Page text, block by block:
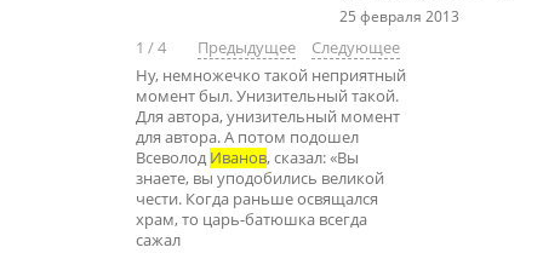
25 февраля 2013
1 /4 Предыдущее
Следующее
Ну, немножечко такой неприятный
момент был. Унизительный такой.
Для автора, унизительный момент
для автора. А потом подошел
Всеволод Иванов, сказал: «Вы
знаете, вы уподобились великой
чести. Когда раньше освящался
храм, то царь-батюшка всегда
сажал